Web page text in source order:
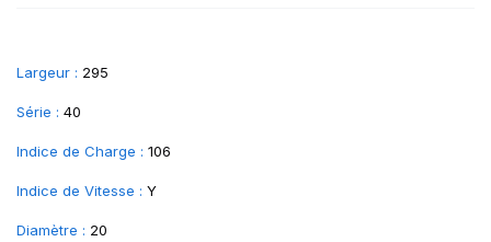
Largeur : 295
Série : 40
Indice de Charge : 106
Indice de Vitesse : Y
Diamètre : 20